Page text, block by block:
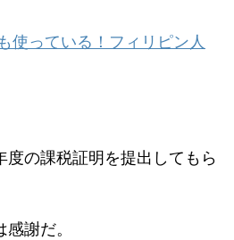
使っている！フィリピン人
度の課税証明を提出してもら
謝だ。